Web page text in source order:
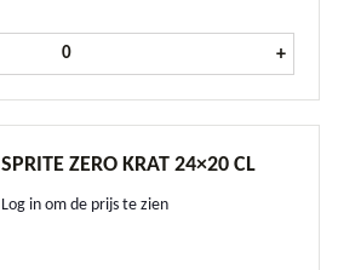
Minute Maid Appel Nectar krat
+
SPRITE ZERO KRAT 24×20 CL
Log in om de prijs te zien